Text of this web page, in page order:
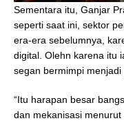
Sementara itu, Ganjar
seperti saat ini, sektor
era-era sebelumnya,
digital. Olehn karena itu
segan bermimpi menjadi
“Itu harapan besar
dan mekanisasi